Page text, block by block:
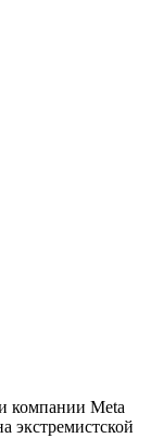
компании Meta
экстремистской